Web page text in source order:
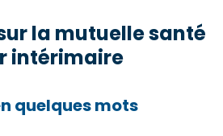
la mutuelle santé
intérimaire
quelques mots